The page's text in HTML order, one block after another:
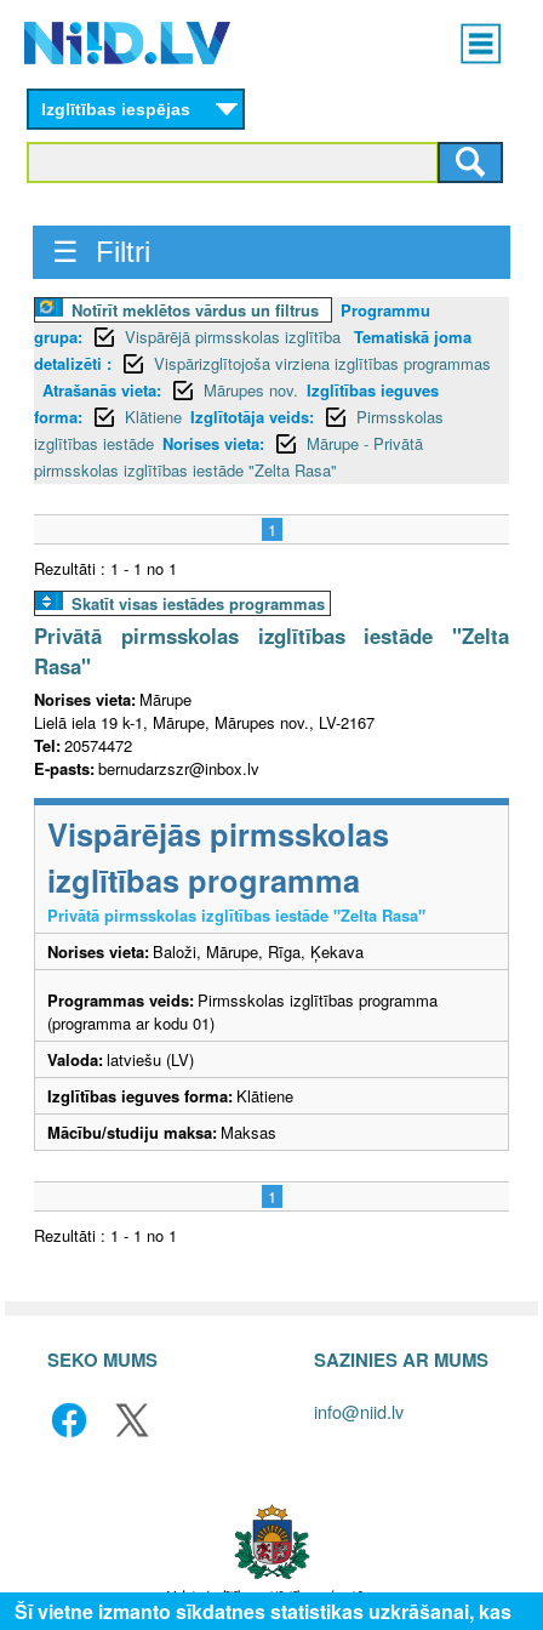
content
Main
menu
Izglītības iespējas
☰ Filtri
Notīrīt meklētos vārdus un filtrus
Programmu
grupa:
Vispārējā pirmsskolas izglītība Tematiskā joma
detalizēti :
Vispārizglītojoša virziena izglītības programmas
Atrašanās vieta:
Mārupes nov. Izglītības ieguves
forma:
Klātiene Izglītotāja veids:
Pirmsskolas
izglītības iestāde Norises vieta:
Mārupe - Privātā
pirmsskolas izglītības iestāde "Zelta Rasa"
1
Rezultāti : 1 - 1 no 1
Skatīt visas iestādes programmas
Privātā pirmsskolas izglītības iestāde "Zelta
Rasa"
Norises vieta: Mārupe
Lielā iela 19 k-1, Mārupe, Mārupes nov., LV-2167
Tel:20574472
E-pasts:bernudarzszr@inbox.lv
Vispārējās pirmsskolas
izglītības programma
Privātā pirmsskolas izglītības iestāde "Zelta Rasa"
Norises vieta: Baloži, Mārupe, Rīga, Ķekava
Programmas veids: Pirmsskolas izglītības programma
(programma ar kodu 01)
Valoda:latviešu (LV)
Izglītības ieguves forma: Klātiene
Mācību/studiju maksa: Maksas
1
Rezultāti : 1 - 1 no 1
SEKO MUMS SAZINIES AR MUMS
info@niid.lv
Šī vietne izmanto sīkdatnes statistikas uzkrāšanai, kas